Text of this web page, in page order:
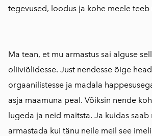
tegevused, loodus ja kohe meele teeb
Ma tean, et mu armastus sai alguse
oliiviõlidesse. Just nendesse õige
orgaanilistesse ja madala
asja maamuna peal. Võiksin nende
lugeda ja neid maitsta. Ja kuidas
armastada kui tänu neile meil see